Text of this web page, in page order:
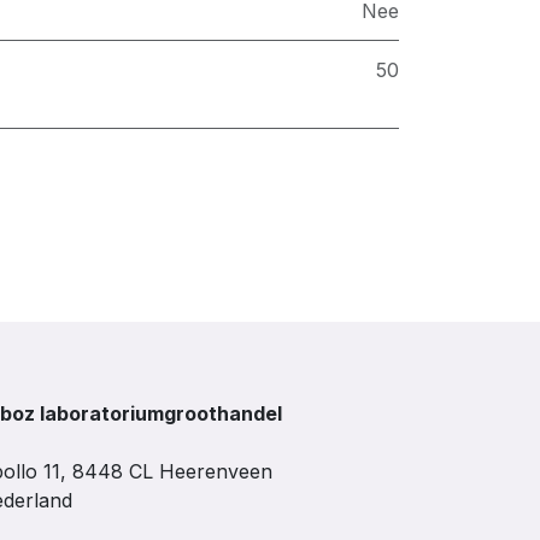
Nee
50
laboratoriumgroothandel
11, 8448 CL Heerenveen